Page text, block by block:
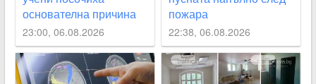
основателна причина
23:00, 06.08.2026
пожара
22:38, 06.08.2026